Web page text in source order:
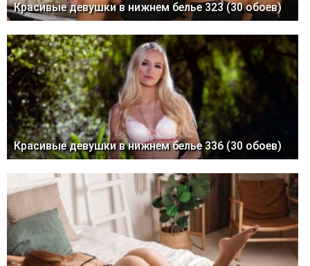
Красивые девушки в нижнем белье 323 (30 обоев)
Красивые девушки в нижнем белье 336 (30 обоев)